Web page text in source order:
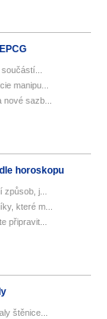
manipu...
sazb...
horoskopu
j...
které m...
připravit...
štěnice...